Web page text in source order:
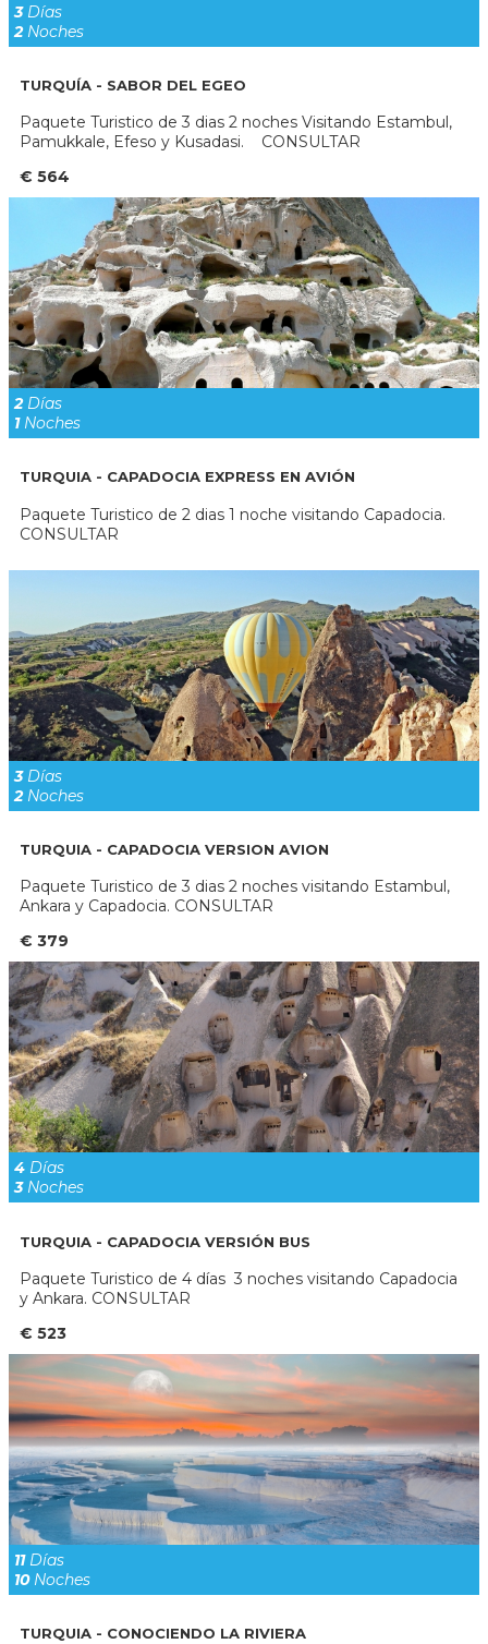
3Días
2Noches
TURQUÍA - SABOR DEL EGEO
Paquete Turistico de 3 dias 2 noches Visitando Estambul,
Pamukkale, Efeso y Kusadasi. CONSULTAR
€ 564
2Días
1Noches
TURQUIA - CAPADOCIA EXPRESS EN AVIÓN
Paquete Turistico de 2 dias 1 noche visitando Capadocia.
CONSULTAR
3Días
2Noches
TURQUIA - CAPADOCIA VERSION AVION
Paquete Turistico de 3 dias 2 noches visitando Estambul,
Ankara y Capadocia. CONSULTAR
€ 379
4 Días
3Noches
TURQUIA - CAPADOCIA VERSIÓN BUS
Paquete Turistico de 4 días 3 noches visitando Capadocia
y Ankara. CONSULTAR
€ 523
11Días
10Noches
TURQUIA - CONOCIENDO LA RIVIERA